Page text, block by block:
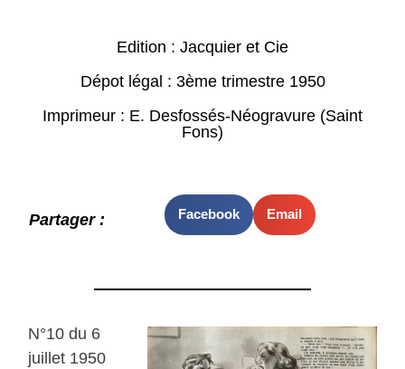
Edition : Jacquier et Cie
Dépot légal : 3ème trimestre 1950
Imprimeur : E. Desfossés-Néogravure (Saint
Fons)
Partager : Facebook Email
N°10 du 6
juillet 1950